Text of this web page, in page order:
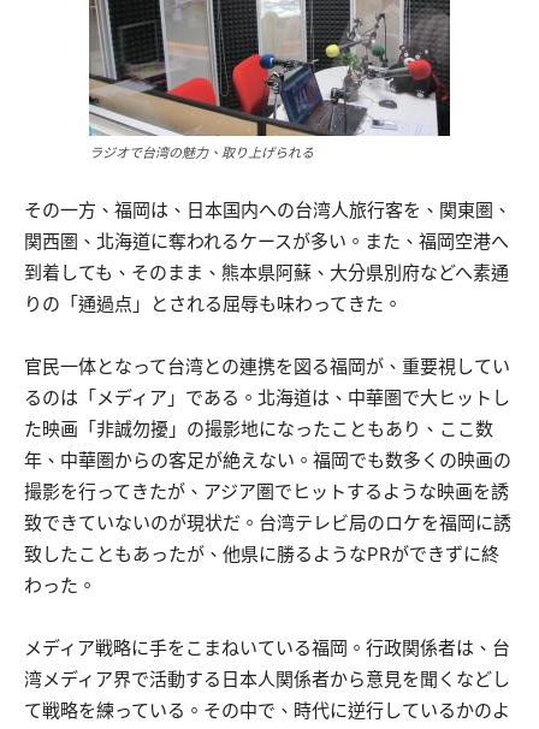
ラジオで台湾の魅力、取り上げられる
その一方、福岡は、日本国内への台湾人旅行客を、関東圏、
関西圏、北海道に奪われるケースが多い。また、福岡空港へ
到着しても、そのまま、熊本県阿蘇、大分県別府などへ素通
りの「通過点」とされる屈辱も味わってきた。
官民一体となって台湾との連携を図る福岡が、重要視してい
るのは「メディア」である。北海道は、中華圏で大ヒットし
た映画「非誠勿擾」の撮影地になったこともあり、ここ数
年、中華圏からの客足が絶えない。福岡でも数多くの映画の
撮影を行ってきたが、アジア圏でヒットするような映画を誘
致できていないのが現状だ。台湾テレビ局のロケを福岡に誘
致したこともあったが、他県に勝るようなPRができずに終
わった。
メディア戦略に手をこまねいている福岡。行政関係者は、台
湾メディア界で活動する日本人関係者から意見を聞くなどし
て戦略を練っている。その中で、時代に逆行しているかのよ